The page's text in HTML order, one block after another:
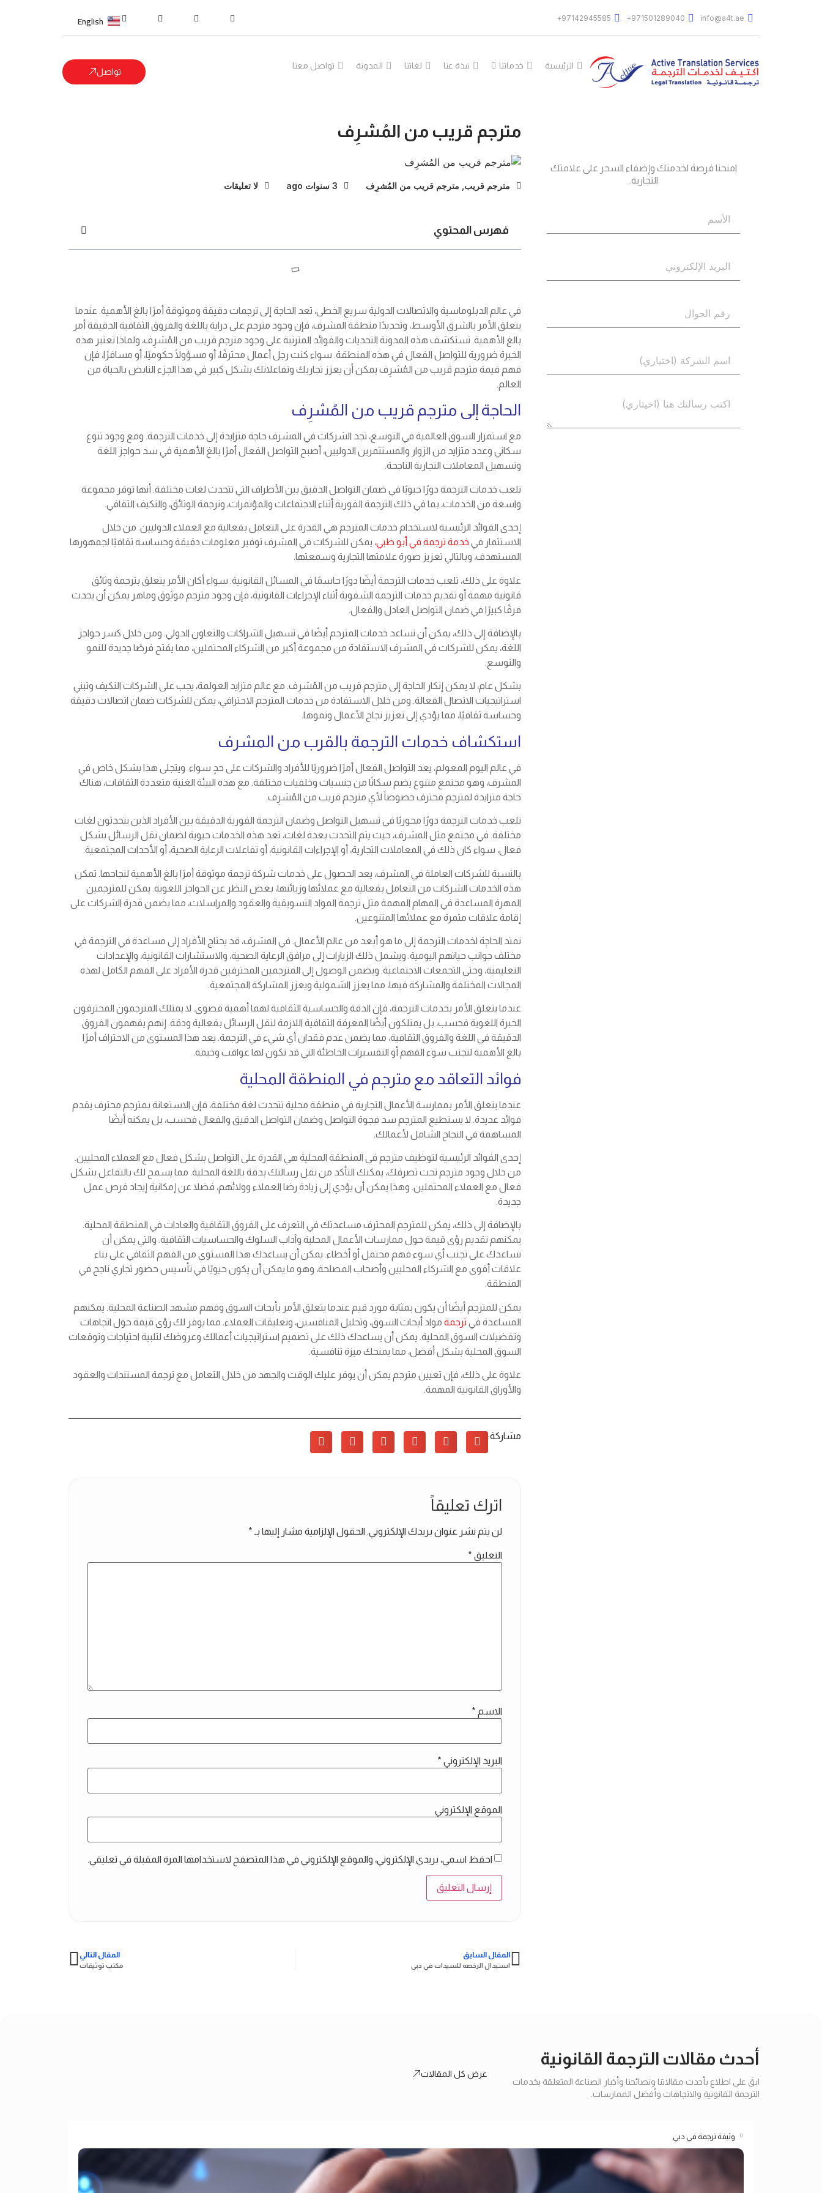
info@a4t.ae
971501289040+
97142945585+
English
الرئيسية خدماتنا نبذة عنا لغاتنا المدونة تواصل معنا
تواصل
امنحنا فرصة لخدمتك وإضفاء السحر على علامتك
التجارية.
مترجم قريب من المُشرِف
مترجم قريب مترجم قريب من المُشرِف 3 سنوات ago لا تعليقات
فهرس المحتوي
في عالم الدبلوماسية والاتصالات الدولية سريع الخطى، تعد الحاجة إلى ترجمات دقيقة وموثوقة أمرًا بالغ الأهمية. عندما
يتعلق الأمر بالشرق الأوسط، وتحديدًا منطقة المشرف، فإن وجود مترجم على دراية باللغة والفروق الثقافية الدقيقة أمر
بالغ الأهمية. تستكشف هذه المدونة التحديات والفوائد المترتبة على وجود مترجم قريب من المُشرِف، ولماذا تعتبر هذه
الخبرة ضرورية للتواصل الفعال في هذه المنطقة. سواء كنت رجل أعمال محترفًا، أو مسؤولًا حكوميًا، أو مسافرًا، فإن
فهم قيمة مترجم قريب من المُشرِف يمكن أن يعزز تجاربك وتفاعلاتك بشكل كبير في هذا الجزء النابض بالحياة من
العالم.
الحاجة إلى مترجم قريب من المُشرِف
مع استمرار السوق العالمية في التوسع، تجد الشركات في المشرف حاجة متزايدة إلى خدمات الترجمة. ومع وجود تنوع
سكاني وعدد متزايد من الزوار والمستثمرين الدوليين، أصبح التواصل الفعال أمرًا بالغ الأهمية في سد حواجز اللغة
وتسهيل المعاملات التجارية الناجحة.
تلعب خدمات الترجمة دورًا حيويًا في ضمان التواصل الدقيق بين الأطراف التي تتحدث لغات مختلفة. أنها توفر مجموعة
واسعة من الخدمات، بما في ذلك الترجمة الفورية أثناء الاجتماعات والمؤتمرات، وترجمة الوثائق، والتكيف الثقافي.
إحدى الفوائد الرئيسية لاستخدام خدمات المترجم هي القدرة على التعامل بفعالية مع العملاء الدوليين. من خلال
الاستثمار في خدمة ترجمة في أبو ظبي، يمكن للشركات في المشرف توفير معلومات دقيقة وحساسة ثقافيًا لجمهورها
المستهدف، وبالتالي تعزيز صورة علامتها التجارية وسمعتها.
علاوة على ذلك، تلعب خدمات الترجمة أيضًا دورًا حاسمًا في المسائل القانونية. سواء أكان الأمر يتعلق بترجمة وثائق
قانونية مهمة أو تقديم خدمات الترجمة الشفوية أثناء الإجراءات القانونية، فإن وجود مترجم موثوق وماهر يمكن أن يحدث
فرقًا كبيرًا في ضمان التواصل العادل والفعال.
بالإضافة إلى ذلك، يمكن أن تساعد خدمات المترجم أيضًا في تسهيل الشراكات والتعاون الدولي. ومن خلال كسر حواجز
اللغة، يمكن للشركات في المشرف الاستفادة من مجموعة أكبر من الشركاء المحتملين، مما يفتح فرصًا جديدة للنمو
والتوسع.
بشكل عام، لا يمكن إنكار الحاجة إلى مترجم قريب من المُشرِف. مع عالم متزايد العولمة، يجب على الشركات التكيف وتبني
استراتيجيات الاتصال الفعالة. ومن خلال الاستفادة من خدمات المترجم الاحترافي، يمكن للشركات ضمان اتصالات دقيقة
وحساسة ثقافيًا، مما يؤدي إلى تعزيز نجاح الأعمال ونموها.
استكشاف خدمات الترجمة بالقرب من المشرف
في عالم اليوم المعولم، يعد التواصل الفعال أمرًا ضروريًا للأفراد والشركات على حدٍ سواء. ويتجلى هذا بشكل خاص في
المشرف، وهو مجتمع متنوع يضم سكانًا من جنسيات وخلفيات مختلفة. مع هذه البيئة الغنية متعددة الثقافات، هناك
حاجة متزايدة لمترجم محترف خصوصاً لأي مترجم قريب من المُشرِف.
تلعب خدمات الترجمة دورًا محوريًا في تسهيل التواصل وضمان الترجمة الفورية الدقيقة بين الأفراد الذين يتحدثون لغات
مختلفة. في مجتمع مثل المشرف، حيث يتم التحدث بعدة لغات، تعد هذه الخدمات حيوية لضمان نقل الرسائل بشكل
فعال، سواء كان ذلك في المعاملات التجارية، أو الإجراءات القانونية، أو تفاعلات الرعاية الصحية، أو الأحداث المجتمعية.
بالنسبة للشركات العاملة في المشرف، يعد الحصول على خدمات شركة ترجمة موثوقة أمرًا بالغ الأهمية لنجاحها. تمكن
هذه الخدمات الشركات من التعامل بفعالية مع عملائها وزبائنها، بغض النظر عن الحواجز اللغوية. يمكن للمترجمين
المهرة المساعدة في المهام المهمة مثل ترجمة المواد التسويقية والعقود والمراسلات، مما يضمن قدرة الشركات على
إقامة علاقات مثمرة مع عملائها المتنوعين.
تمتد الحاجة لخدمات الترجمة إلى ما هو أبعد من عالم الأعمال. في المشرف، قد يحتاج الأفراد إلى مساعدة في الترجمة في
مختلف جوانب حياتهم اليومية. ويشمل ذلك الزيارات إلى مرافق الرعاية الصحية، والاستشارات القانونية، والإعدادات
التعليمية، وحتى التجمعات الاجتماعية. ويضمن الوصول إلى المترجمين المحترفين قدرة الأفراد على الفهم الكامل لهذه
المجالات المختلفة والمشاركة فيها، مما يعزز الشمولية ويعزز المشاركة المجتمعية.
عندما يتعلق الأمر بخدمات الترجمة، فإن الدقة والحساسية الثقافية لهما أهمية قصوى. لا يمتلك المترجمون المحترفون
الخبرة اللغوية فحسب، بل يمتلكون أيضًا المعرفة الثقافية اللازمة لنقل الرسائل بفعالية ودقة. إنهم يفهمون الفروق
الدقيقة في اللغة والفروق الثقافية، مما يضمن عدم فقدان أي شيء في الترجمة. يعد هذا المستوى من الاحتراف أمرًا
بالغ الأهمية لتجنب سوء الفهم أو التفسيرات الخاطئة التي قد تكون لها عواقب وخيمة.
فوائد التعاقد مع مترجم في المنطقة المحلية
عندما يتعلق الأمر بممارسة الأعمال التجارية في منطقة محلية تتحدث لغة مختلفة، فإن الاستعانة بمترجم محترف يقدم
فوائد عديدة. لا يستطيع المترجم سد فجوة التواصل وضمان التواصل الدقيق والفعال فحسب، بل يمكنه أيضًا
المساهمة في النجاح الشامل لأعمالك.
إحدى الفوائد الرئيسية لتوظيف مترجم في المنطقة المحلية هي القدرة على التواصل بشكل فعال مع العملاء المحليين.
من خلال وجود مترجم تحت تصرفك، يمكنك التأكد من نقل رسالتك بدقة باللغة المحلية. مما يسمح لك بالتفاعل بشكل
فعال مع العملاء المحتملين. وهذا يمكن أن يؤدي إلى زيادة رضا العملاء وولائهم، فضلا عن إمكانية إيجاد فرص عمل
جديدة.
بالإضافة إلى ذلك، يمكن للمترجم المحترف مساعدتك في التعرف على الفروق الثقافية والعادات في المنطقة المحلية.
يمكنهم تقديم رؤى قيمة حول ممارسات الأعمال المحلية وآداب السلوك والحساسيات الثقافية. والتي يمكن أن
تساعدك على تجنب أي سوء فهم محتمل أو أخطاء. يمكن أن يساعدك هذا المستوى من الفهم الثقافي على بناء
علاقات أقوى مع الشركاء المحليين وأصحاب المصلحة، وهو ما يمكن أن يكون حيويًا في تأسيس حضور تجاري ناجح في
المنطقة.
يمكن للمترجم أيضًا أن يكون بمثابة مورد قيم عندما يتعلق الأمر بأبحاث السوق وفهم مشهد الصناعة المحلية. يمكنهم
المساعدة في ترجمةمواد أبحاث السوق، وتحليل المنافسين، وتعليقات العملاء. مما يوفر لك رؤى قيمة حول اتجاهات
وتفضيلات السوق المحلية. يمكن أن يساعدك ذلك على تصميم استراتيجيات أعمالك وعروضك لتلبية احتياجات وتوقعات
السوق المحلية بشكل أفضل، مما يمنحك ميزة تنافسية.
علاوة على ذلك، فإن تعيين مترجم يمكن أن يوفر عليك الوقت والجهد من خلال التعامل مع ترجمة المستندات والعقود
والأوراق القانونية المهمة.
مشاركة:
اترك تعليقاً
لن يتم نشر عنوان بريدك الإلكتروني. الحقول الإلزامية مشار إليها بـ *
التعليق *
الاسم *
البريد الإلكتروني *
الموقع الإلكتروني
احفظ اسمي، بريدي الإلكتروني، والموقع الإلكتروني في هذا المتصفح لاستخدامها المرة المقبلة في تعليقي.
المقال السابق
استبدال الرخصه للسيدات في دبي
المقال التالي
مكتب توثيقات
أحدث مقالات الترجمة القانونية
ابقَ على اطلاع بأحدث مقالاتنا ونصائحنا وأخبار الصناعة المتعلقة بخدمات
الترجمة القانونية والاتجاهات وأفضل الممارسات.
عرض كل المقالات
وثيقة ترجمة في دبي